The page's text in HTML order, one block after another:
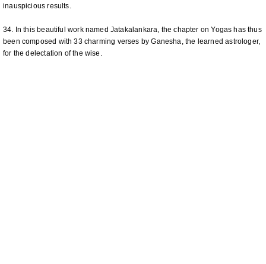
inauspicious results.
34. In this beautiful work named Jatakalankara, the chapter on Yogas has thus
been composed with 33 charming verses by Ganesha, the learned astrologer,
for the delectation of the wise.